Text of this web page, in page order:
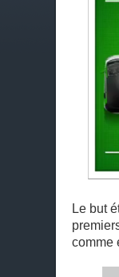
Le but
comme